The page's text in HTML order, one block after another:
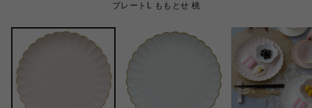
プレートL ももとせ 桃